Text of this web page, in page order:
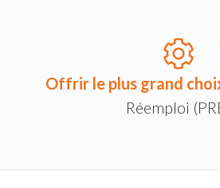
Offrir le plus grand
Réemploi